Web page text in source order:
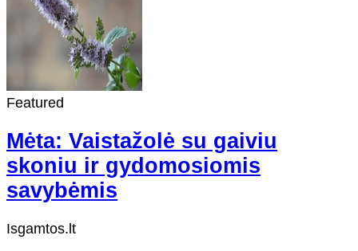
Featured
Mėta: Vaistažolė su gaiviu
skoniu ir gydomosiomis
savybėmis
Isgamtos.lt